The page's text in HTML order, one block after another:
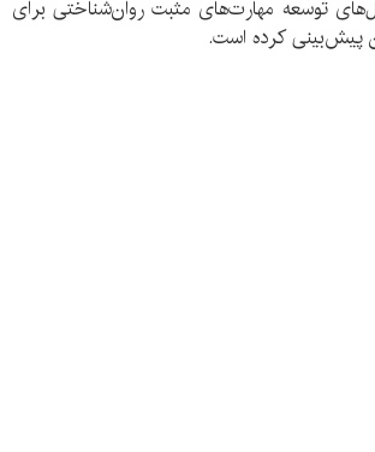
توسعه مهارت‌های مثبت روان‌شناختی برای
پیش‌بینی‌ کرده است.